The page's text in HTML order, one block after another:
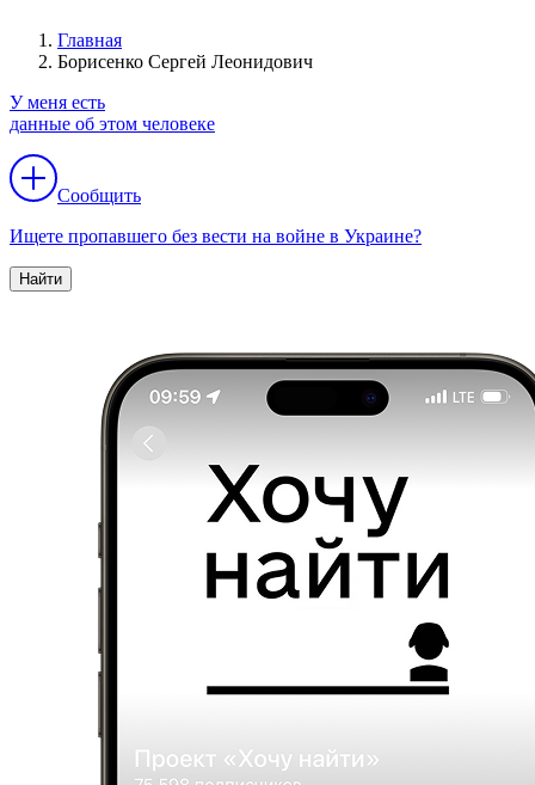
Главная
Борисенко Сергей Леонидович
У меня есть
данные об этом человеке
Сообщить
Ищете пропавшего без вести на войне в Украине?
Найти